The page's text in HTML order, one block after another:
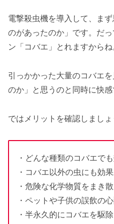
電撃殺虫機を導入して、ま
のがあったのか」です。だ
ン「コバエ」とれますからね
引っかかった大量のコバエ
のか」と思うのと同時に快感
ではメリットを確認しましょ
・どんな種類のコバエでも
・コバエ以外の虫にも効果
・危険な化学物質をまき
・ペットや子供の誤飲の
・半永久的にコバエを駆